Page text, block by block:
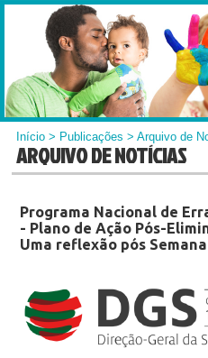
Início > Publicações > Arquivo de
ARQUIVO DE NOTÍCIAS
Programa Nacional de
- Plano de Ação Pós-
Uma reflexão pós